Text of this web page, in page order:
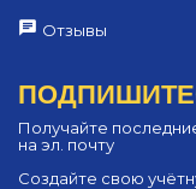
Отзывы
Получайте
на эл. почту
Создайте свою